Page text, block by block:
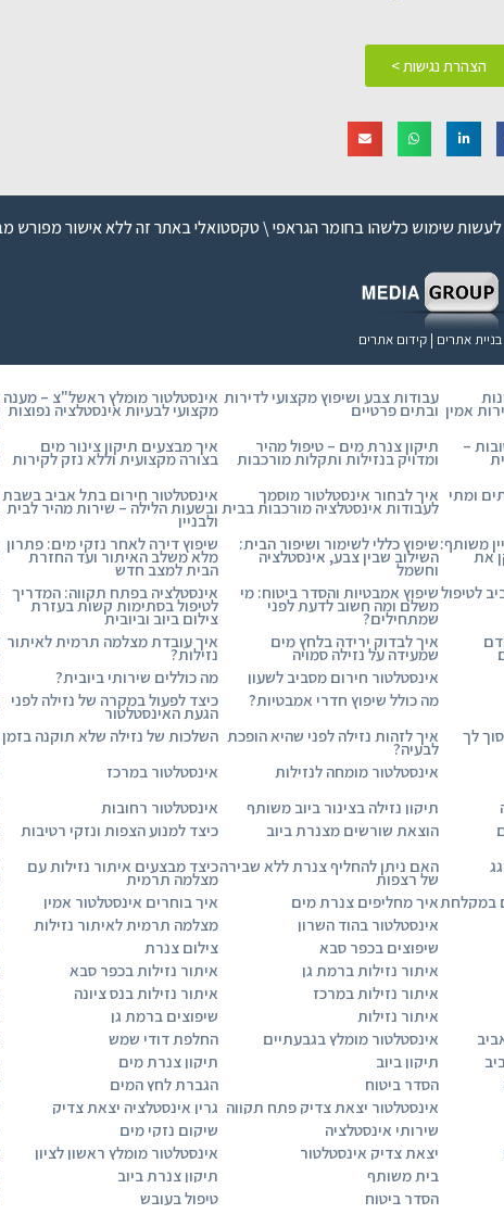
הצהרת נגישות >
בניית אתרים | קידום אתרים
אמין
עבודות צבע ושיפוץ מקצועי לדירות
ובתים פרטיים
אינסטלטור מומלץ ראשל"צ – מענה
מקצועי לבעיות אינסטלציה נפוצות
– תיקון צנרת מים – טיפול מהיר
ומדויק בנזילות ותקלות מורכבות
איך מבצעים תיקון צינור מים
בצורה מקצועית וללא נזק לקירות
ומתי איך לבחור אינסטלטור מוסמך
לעבודות אינסטלציה מורכבות בבית
אינסטלטור חירום בתל אביב בשבת
ובשעות הלילה – שירות מהיר לבית
ולבניין
משותף:
את
שיפוץ כללי לשימור ושיפור הבית:
השילוב שבין צבע, אינסטלציה
וחשמל
שיפוץ דירה לאחר נזקי מים: פתרון
מלא משלב האיתור ועד החזרת
הבית למצב חדש
לטיפולשיפוץ אמבטיות והסדר ביטוח: מי
משלם ומה חשוב לדעת לפני
שמתחילים?
אינסטלציה בפתח תקווה: המדריך
לטיפול בסתימות קשות בעזרת
צילום ביוב וביובית
איך לבדוק ירידה בלחץ מים
שמעידה על נזילה סמויה
איך עובדת מצלמה תרמית לאיתור
נזילות?
אינסטלטור חירום מסביב לשעון מה כוללים שירותי ביובית?
מה כולל שיפוץ חדרי אמבטיות? כיצד לפעול במקרה של נזילה לפני
הגעת האינסטלטור
לך איך לזהות נזילה לפני שהיא הופכת
לבעיה?
השלכות של נזילה שלא תוקנה בזמן
אינסטלטור מומחה לנזילות אינסטלטור במרכז
תיקון נזילה בצינור ביוב משותף אינסטלטור רחובות
הוצאת שורשים מצנרת ביוב כיצד למנוע הצפות ונזקי רטיבות
האם ניתן להחליף צנרת ללא שבירה
של רצפות
כיצד מבצעים איתור נזילות עם
מצלמה תרמית
במקלחתאיך מחליפים צנרת מים איך בוחרים אינסטלטור אמין
אינסטלטור בהוד השרון מצלמה תרמית לאיתור נזילות
שיפוצים בכפר סבא צילום צנרת
איתור נזילות ברמת גן איתור נזילות בכפר סבא
איתור נזילות במרכז איתור נזילות בנס ציונה
איתור נזילות שיפוצים ברמת גן
אינסטלטור מומלץ בגבעתיים החלפת דודי שמש
תיקון ביוב תיקון צנרת מים
הסדר ביטוח הגברת לחץ המים
אינסטלטור יצאת צדיק פתח תקווה גרין אינסטלציה יצאת צדיק
שירותי אינסטלציה שיקום נזקי מים
יצאת צדיק אינסטלטור אינסטלטור מומלץ ראשון לציון
בית משותף תיקון צנרת ביוב
הסדר ביטוח טיפול בעובש